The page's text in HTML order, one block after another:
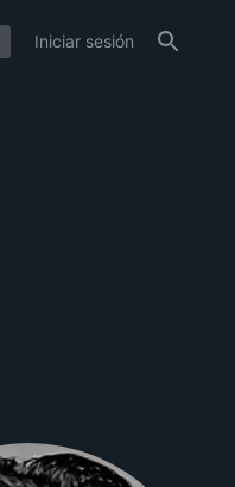
Iniciar sesión